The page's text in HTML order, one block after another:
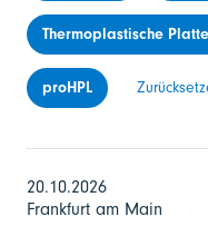
Thermoplastische
proHPL
20.10.2026
Frankfurt am Main